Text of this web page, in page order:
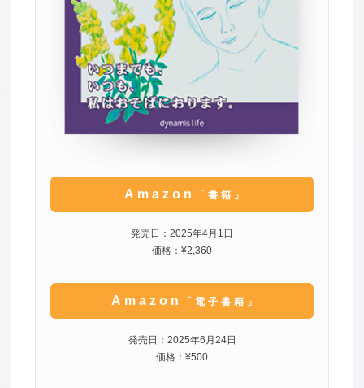
Amazon 「書籍」
発売日：2025年4月1日
価格：¥2,360
Amazon 「電子書籍」
発売日：2025年6月24日
価格：¥500